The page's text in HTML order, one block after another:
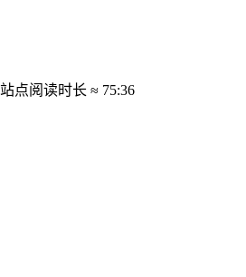
站点阅读时长 ≈ 75:36